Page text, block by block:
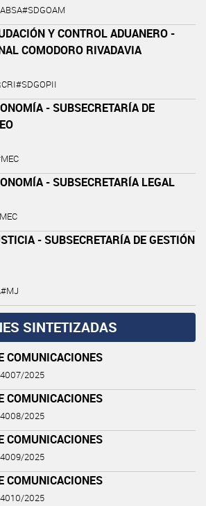
Y CONTROL ADUANERO -
COMODORO RIVADAVIA
- SUBSECRETARÍA DE
- SUBSECRETARÍA LEGAL
- SUBSECRETARÍA DE GESTIÓN
SINTETIZADAS
COMUNICACIONES
2025
COMUNICACIONES
2025
COMUNICACIONES
2025
COMUNICACIONES
2025